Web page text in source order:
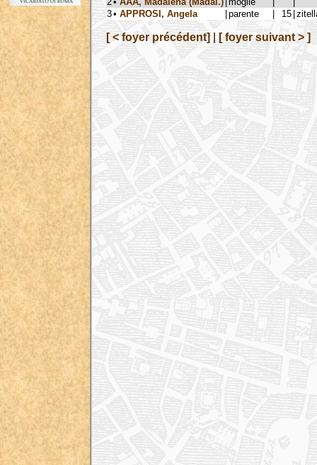
3• APPROSI, Angela |parente | 15 |
[ < foyer précédent] [ foyer suivant > ]